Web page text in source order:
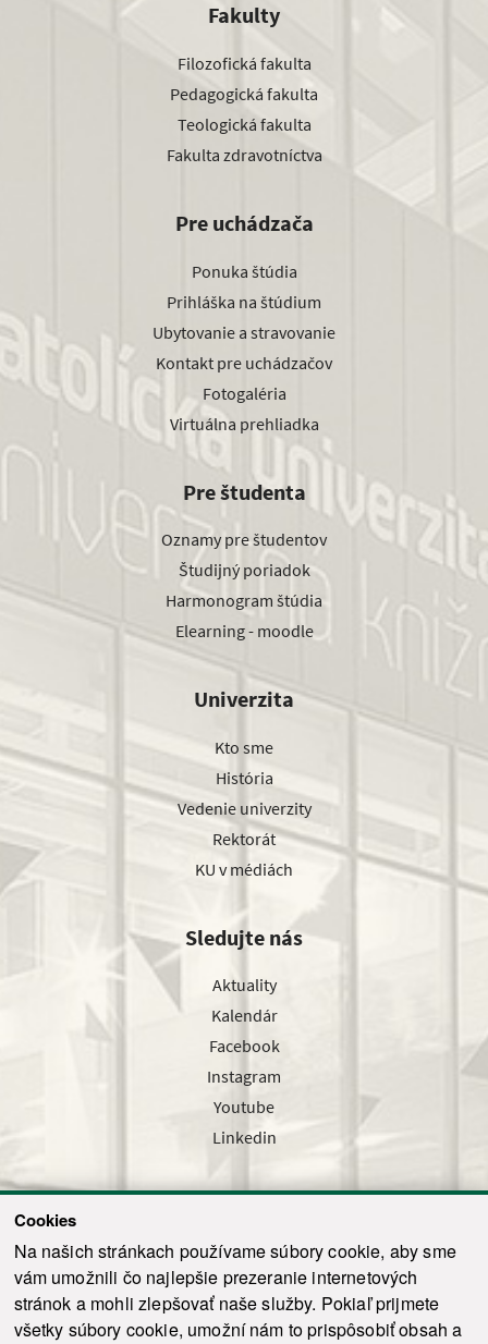
Cookies
Na našich stránkach používame súbory cookie, aby sme
vám umožnili čo najlepšie prezeranie internetových
stránok a mohli zlepšovať naše služby. Pokiaľ prijmete
všetky súbory cookie, umožní nám to prispôsobiť obsah a
Fakulty
Filozofická fakulta
Pedagogická fakulta
Teologická fakulta
Fakulta zdravotníctva
Pre uchádzača
Ponuka štúdia
Prihláška na štúdium
Ubytovanie a stravovanie
Kontakt pre uchádzačov
Fotogaléria
Virtuálna prehliadka
Pre študenta
Oznamy pre študentov
Študijný poriadok
Harmonogram štúdia
Elearning - moodle
Univerzita
Kto sme
História
Vedenie univerzity
Rektorát
KU v médiách
Sledujte nás
Aktuality
Kalendár
Facebook
Instagram
Youtube
Linkedin